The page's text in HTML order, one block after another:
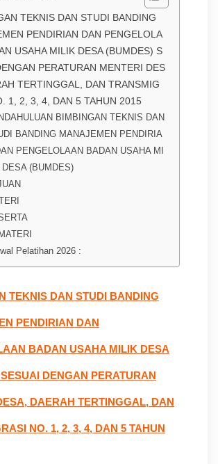
TEKNIS DAN STUDI BANDING
PENDIRIAN DAN PENGELOLA
USAHA MILIK DESA (BUMDES) S
PERATURAN MENTERI DES
TERTINGGAL, DAN TRANSMIG
1, 2, 3, 4, DAN 5 TAHUN 2015
BIMBINGAN TEKNIS DAN
BANDING MANAJEMEN PENDIRIA
PENGELOLAAN BADAN USAHA MI
DESA (BUMDES)
Pelatihan 2026 :
TEKNIS DAN STUDI BANDING
PENDIRIAN DAN
BADAN USAHA MILIK DESA
DENGAN PERATURAN
DAERAH TERTINGGAL, DAN
NO. 1, 2, 3, 4, DAN 5 TAHUN